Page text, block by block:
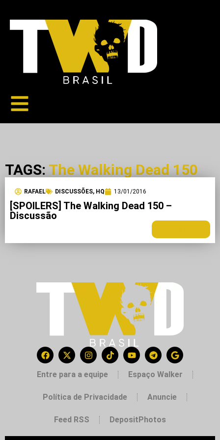
TAGS: The Walking Dead 150
RAFAEL DISCUSSÕES, HQ 13/01/2016
[SPOILERS] The Walking Dead 150 –
Discussão
Entre para a equipe Espaço Walker
Política de Privacidade Anuncie
Feed RSS DepositPhotos